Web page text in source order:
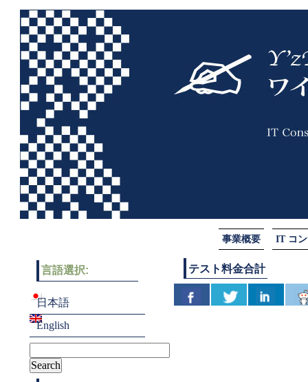
事業概要 IT コ
テスト料金合計
言語選択:
日本語
English